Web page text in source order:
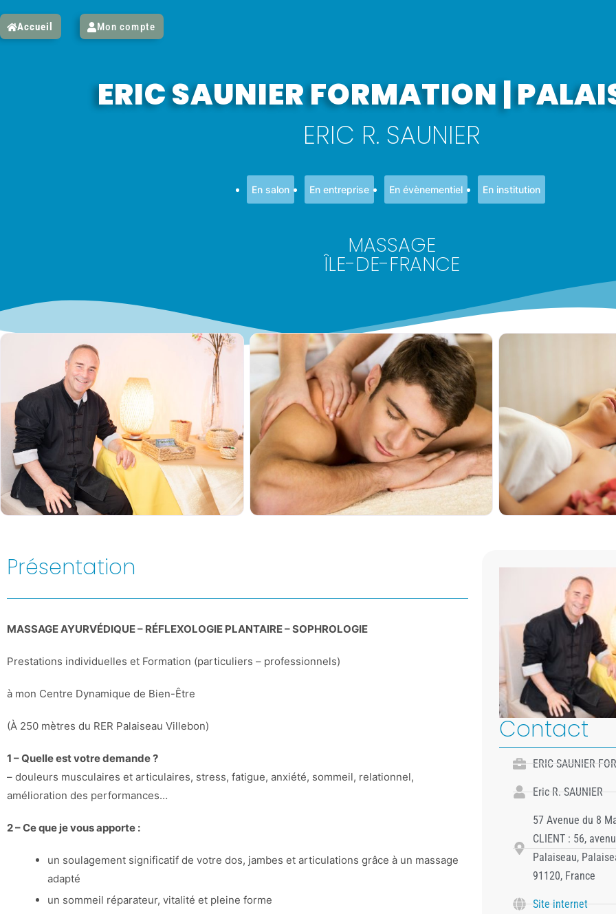
Accueil Mon compte
ERIC SAUNIER FORMATION |
ERIC R. SAUNIER
En salon En entreprise En évènementiel En institution
MASSAGE
ÎLE-DE-FRANCE
Présentation
MASSAGE AYURVÉDIQUE – RÉFLEXOLOGIE PLANTAIRE – SOPHROLOGIE
Prestations individuelles et Formation (particuliers – professionnels)
à mon Centre Dynamique de Bien-Être
(À 250 mètres du RER Palaiseau Villebon)
1 – Quelle est votre demande ?
– douleurs musculaires et articulaires, stress, fatigue, anxiété, sommeil, relationnel,
amélioration des performances…
2 – Ce que je vous apporte :
un soulagement significatif de votre dos, jambes et articulations grâce à un massage
adapté
un sommeil réparateur, vitalité et pleine forme
Contact
ERIC SAUNIER
Eric R. SAUNIER
57 Avenue du 8
CLIENT : 56,
Palaiseau,
91120, France
Site internet